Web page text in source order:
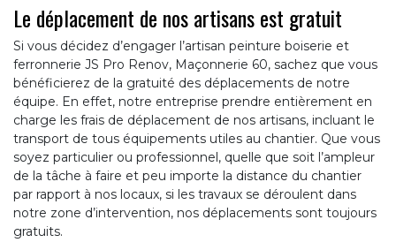
Le déplacement de nos artisans est gratuit
Si vous décidez d’engager l’artisan peinture boiserie et
ferronnerie JS Pro Renov, Maçonnerie 60, sachez que vous
bénéficierez de la gratuité des déplacements de notre
équipe. En effet, notre entreprise prendre entièrement en
charge les frais de déplacement de nos artisans, incluant le
transport de tous équipements utiles au chantier. Que vous
soyez particulier ou professionnel, quelle que soit l’ampleur
de la tâche à faire et peu importe la distance du chantier
par rapport à nos locaux, si les travaux se déroulent dans
notre zone d’intervention, nos déplacements sont toujours
gratuits.